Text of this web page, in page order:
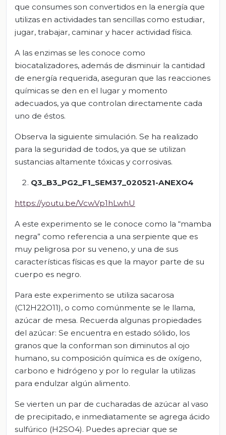
que consumes son convertidos en la energía que
utilizas en actividades tan sencillas como estudiar,
jugar, trabajar, caminar y hacer actividad física.
A las enzimas se les conoce como
biocatalizadores, además de disminuir la cantidad
de energía requerida, aseguran que las reacciones
químicas se den en el lugar y momento
adecuados, ya que controlan directamente cada
uno de éstos.
Observa la siguiente simulación. Se ha realizado
para la seguridad de todos, ya que se utilizan
sustancias altamente tóxicas y corrosivas.
Q3_B3_PG2_F1_SEM37_020521-ANEXO4
https://youtu.be/VcwVp1hLwhU
A este experimento se le conoce como la “mamba
negra” como referencia a una serpiente que es
muy peligrosa por su veneno, y una de sus
características físicas es que la mayor parte de su
cuerpo es negro.
Para este experimento se utiliza sacarosa
(C12H22O11), o como comúnmente se le llama,
azúcar de mesa. Recuerda algunas propiedades
del azúcar: Se encuentra en estado sólido, los
granos que la conforman son diminutos al ojo
humano, su composición química es de oxígeno,
carbono e hidrógeno y por lo regular la utilizas
para endulzar algún alimento.
Se vierten un par de cucharadas de azúcar al vaso
de precipitado, e inmediatamente se agrega ácido
sulfúrico (H2SO4). Puedes apreciar que se